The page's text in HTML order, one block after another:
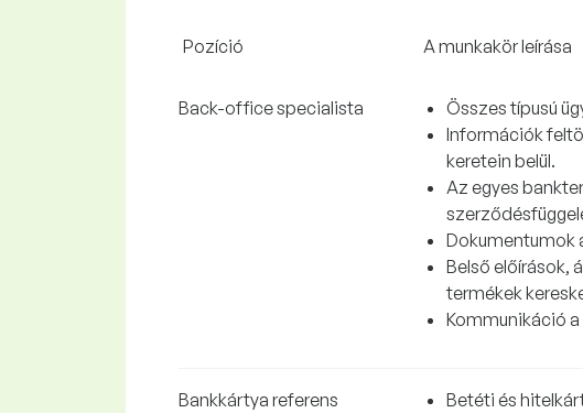
Pozíció A munkakör leírása
Back-office specialista
Összes típusú
Információk
keretein belül.
Az egyes
Dokumentumok
Belső előírások,
termékek
Kommunikáció a
Bankkártya referens
Betéti és